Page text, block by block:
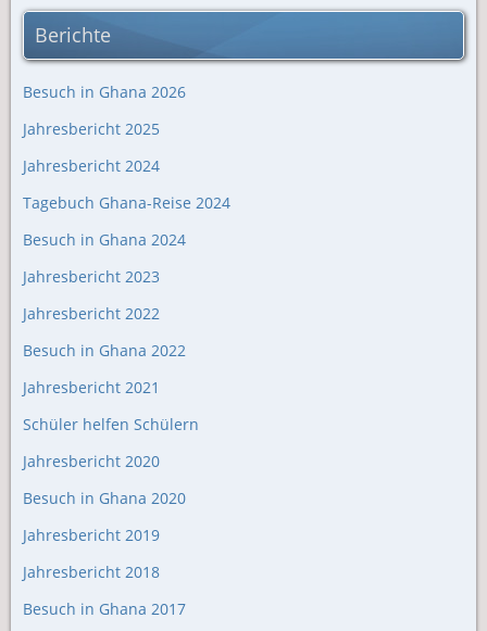
Berichte
Besuch in Ghana 2026
Jahresbericht 2025
Jahresbericht 2024
Tagebuch Ghana-Reise 2024
Besuch in Ghana 2024
Jahresbericht 2023
Jahresbericht 2022
Besuch in Ghana 2022
Jahresbericht 2021
Schüler helfen Schülern
Jahresbericht 2020
Besuch in Ghana 2020
Jahresbericht 2019
Jahresbericht 2018
Besuch in Ghana 2017